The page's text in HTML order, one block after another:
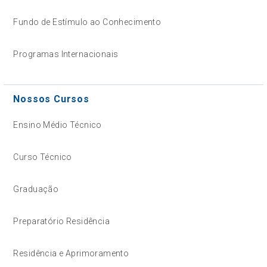
Fundo de Estímulo ao Conhecimento
Programas Internacionais
Nossos Cursos
Ensino Médio Técnico
Curso Técnico
Graduação
Preparatório Residência
Residência e Aprimoramento